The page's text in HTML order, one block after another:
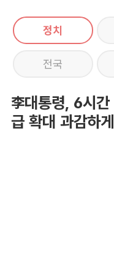
정치
전국
李대통령, 6시
급 확대 과감하